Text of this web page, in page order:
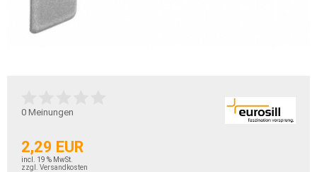
0 Meinungen
2,29 EUR
incl. 19 % MwSt.
zzgl. Versandkosten